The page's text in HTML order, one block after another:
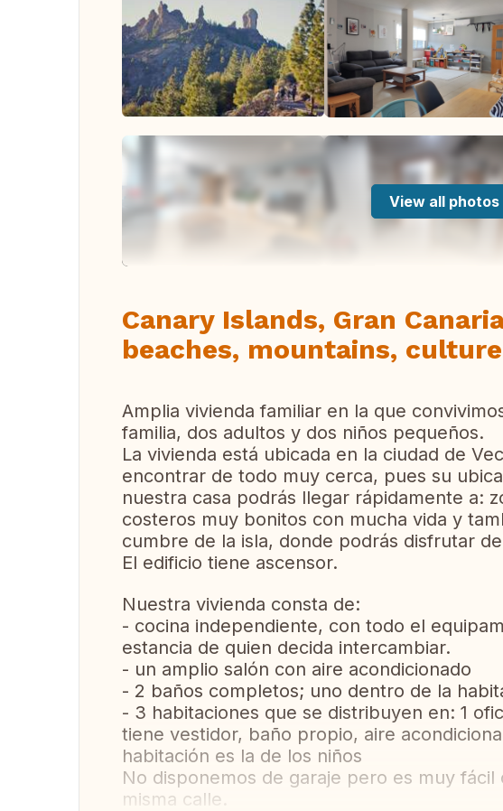
View all photos
Canary Islands, Gran
beaches, mountains,
Amplia vivienda familiar en la que
familia, dos adultos y dos niños pequeños.
La vivienda está ubicada en la ciudad de
encontrar de todo muy cerca, pues su
nuestra casa podrás llegar rápidamente a:
costeros muy bonitos con mucha vida y
cumbre de la isla, donde podrás disfrutar
El edificio tiene ascensor.
Nuestra vivienda consta de:
- cocina independiente, con todo el
estancia de quien decida intercambiar.
- un amplio salón con aire acondicionado
- 2 baños completos; uno dentro de la
- 3 habitaciones que se distribuyen en: 1
tiene vestidor, baño propio, aire
habitación es la de los niños
No disponemos de garaje pero es muy
misma calle.